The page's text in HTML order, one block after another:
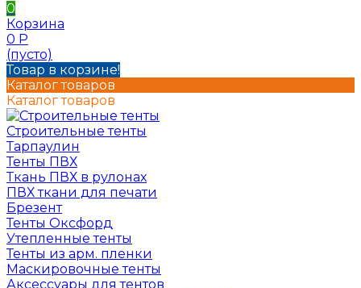
0
Корзина
0 Р
(пусто)
Товар в корзине!
Каталог товаров
Каталог товаров
Строительные тенты
Тарпаулин
Тенты ПВХ
Ткань ПВХ в рулонах
ПВХ ткани для печати
Брезент
Тенты Оксфорд
Утепленные тенты
Тенты из арм. пленки
Маскировочные тенты
Аксессуары для тентов